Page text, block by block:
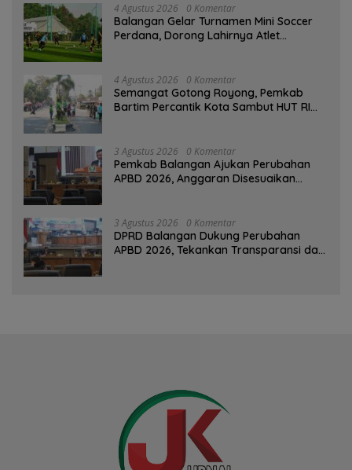
4 Agustus 2026 0 Komentar
Balangan Gelar Turnamen Mini Soccer
Perdana, Dorong Lahirnya Atlet
4 Agustus 2026 0 Komentar
Semangat Gotong Royong, Pemkab
Bartim Percantik Kota Sambut HUT RI
3 Agustus 2026 0 Komentar
Pemkab Balangan Ajukan Perubahan
APBD 2026, Anggaran Disesuaikan
3 Agustus 2026 0 Komentar
DPRD Balangan Dukung Perubahan
APBD 2026, Tekankan Transparansi dan